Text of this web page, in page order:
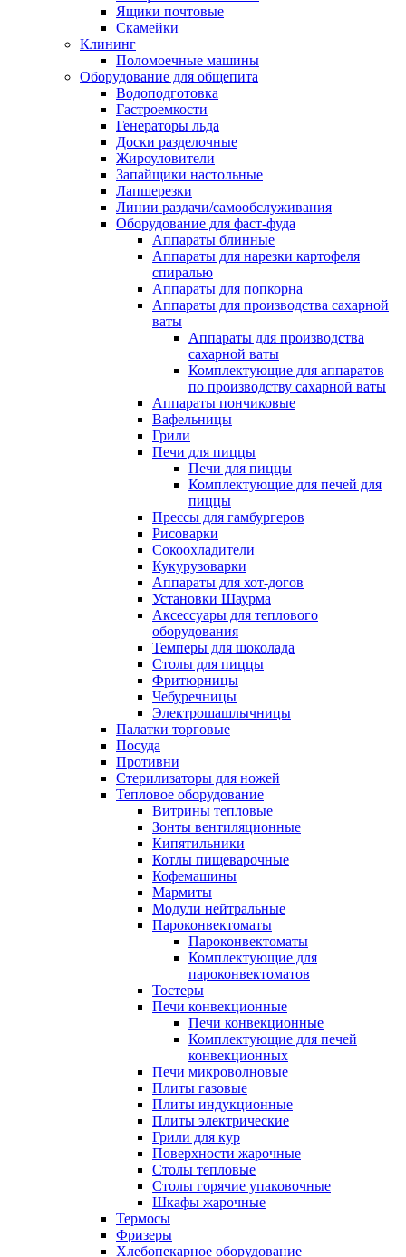
Ящики почтовые
Скамейки
Клининг
Поломоечные машины
Оборудование для общепита
Водоподготовка
Гастроемкости
Генераторы льда
Доски разделочные
Жироуловители
Запайщики настольные
Лапшерезки
Линии раздачи/самообслуживания
Оборудование для фаст-фуда
Аппараты блинные
Аппараты для нарезки картофеля
спиралью
Аппараты для попкорна
Аппараты для производства сахарной
ваты
Аппараты для производства
сахарной ваты
Комплектующие для аппаратов
по производству сахарной ваты
Аппараты пончиковые
Вафельницы
Грили
Печи для пиццы
Печи для пиццы
Комплектующие для печей для
пиццы
Прессы для гамбургеров
Рисоварки
Сокоохладители
Кукурузоварки
Аппараты для хот-догов
Установки Шаурма
Аксессуары для теплового
оборудования
Темперы для шоколада
Столы для пиццы
Фритюрницы
Чебуречницы
Электрошашлычницы
Палатки торговые
Посуда
Противни
Стерилизаторы для ножей
Тепловое оборудование
Витрины тепловые
Зонты вентиляционные
Кипятильники
Котлы пищеварочные
Кофемашины
Мармиты
Модули нейтральные
Пароконвектоматы
Пароконвектоматы
Комплектующие для
пароконвектоматов
Тостеры
Печи конвекционные
Печи конвекционные
Комплектующие для печей
конвекционных
Печи микроволновые
Плиты газовые
Плиты индукционные
Плиты электрические
Грили для кур
Поверхности жарочные
Столы тепловые
Столы горячие упаковочные
Шкафы жарочные
Термосы
Фризеры
Хлебопекарное оборудование